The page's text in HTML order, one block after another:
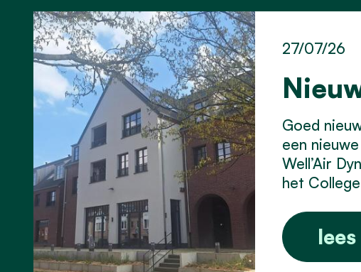
27/07/26
Goed
een
Well’Air
het